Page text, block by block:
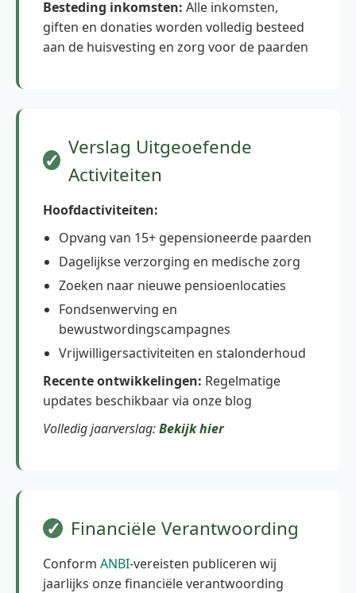
Besteding inkomsten: Alle inkomsten,
giften en donaties worden volledig besteed
aan de huisvesting en zorg voor de paarden
Verslag Uitgeoefende
Activiteiten
Hoofdactiviteiten:
Opvang van 15+ gepensioneerde paarden
Dagelijkse verzorging en medische zorg
Zoeken naar nieuwe pensioenlocaties
Fondsenwerving en
bewustwordingscampagnes
Vrijwilligersactiviteiten en stalonderhoud
Recente ontwikkelingen: Regelmatige
updates beschikbaar via onze blog
Volledig jaarverslag:Bekijk hier
Financiële Verantwoording
Conform ANBI-vereisten publiceren wij
jaarlijks onze financiële verantwoording